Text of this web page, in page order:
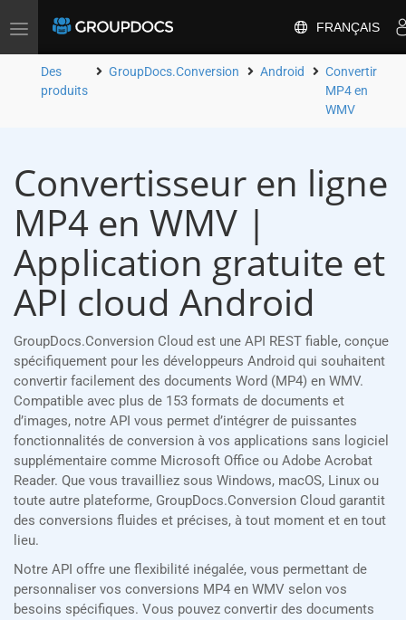
Toggle
FRANÇAIS
Des
produits
GroupDocs.Conversion Android
Convertir
MP4 en
WMV
Convertisseur en ligne
MP4 en WMV |
Application gratuite et
API cloud Android
GroupDocs.Conversion Cloud est une API REST fiable, conçue
spécifiquement pour les développeurs Android qui souhaitent
convertir facilement des documents Word (MP4) en WMV.
Compatible avec plus de 153 formats de documents et
d’images, notre API vous permet d’intégrer de puissantes
fonctionnalités de conversion à vos applications sans logiciel
supplémentaire comme Microsoft Office ou Adobe Acrobat
Reader. Que vous travailliez sous Windows, macOS, Linux ou
toute autre plateforme, GroupDocs.Conversion Cloud garantit
des conversions fluides et précises, à tout moment et en tout
lieu.
Notre API offre une flexibilité inégalée, vous permettant de
personnaliser vos conversions MP4 en WMV selon vos
besoins spécifiques. Vous pouvez convertir des documents